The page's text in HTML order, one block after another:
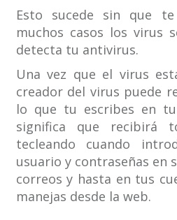
Esto sucede sin que
muchos casos los virus
detecta tu antivirus.
Una vez que el virus
creador del virus puede
lo que tu escribes en
significa que recibirá
tecleando cuando
usuario y contraseñas en
correos y hasta en tus
manejas desde la web.